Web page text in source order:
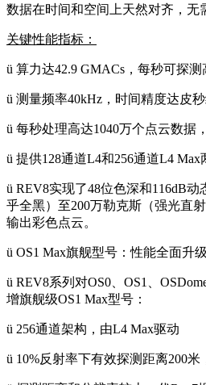
数据在时间和空间上天然对齐，无
关键性能指标：
ü 算力达42.9 GMACs，每秒可探
ü 测量频率40kHz，时间精度达皮
ü 每秒处理高达1040万个点云数据
ü 提供128通道L4和256通道L4 Max
ü REV8实现了48位色深和116dB
乎全黑）至200万勒克斯（强光直
输出彩色点云。
ü OS1 Max旗舰型号：性能全面升级
ü REV8系列对OS0、OS1、
增旗舰级OS1 Max型号：
ü 256通道架构，由L4 Max驱动
ü 10%反射率下有效探测距离200米